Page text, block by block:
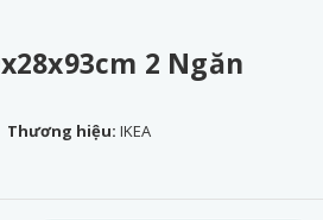
2 Ngăn
Thương hiệu: IKEA